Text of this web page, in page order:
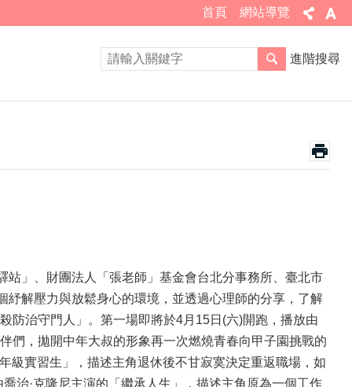
首頁 網站導覽
進階搜尋
」、財團法人「張老師」基金會台北分事務所、臺北市
紓解壓力與放鬆身心的環境，並透過心理師的分享，了解
防治守門人」。第一場即將於4月15日(六)開跑，播放由
們，拋開中年大叔的形象再一次燃燒青春向甲子園挑戰的
級實習生」，描述主角退休後不甘寂寞決定重返職場，如
治·克隆尼主演的「繼承人生」，描述主角原為一個工作